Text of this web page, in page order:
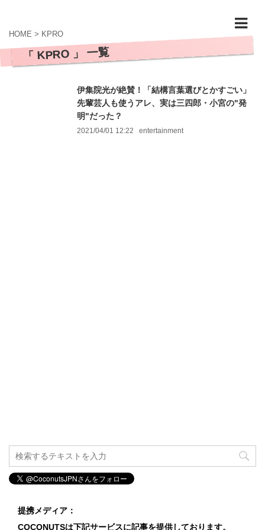
HOME > KPRO
「 KPRO 」 一覧
伊集院光が絶賛！「結構言葉選びとかすごい」
先輩芸人も使うアレ、実は三四郎・小宮の"発
明"だった？
2021/04/01 12:22 entertainment
提携メディア：
COCONUTSは下記サービスに記事を提供しております。